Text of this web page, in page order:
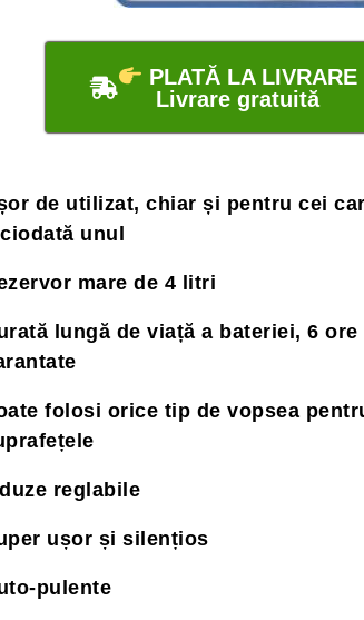
PLATĂ LA LIVRARE
Livrare gratuită
de utilizat, chiar și pentru cei
unul
mare de 4 litri
lungă de viață a bateriei, 6
folosi orice tip de vopsea
reglabile
ușor și silențios
pulente